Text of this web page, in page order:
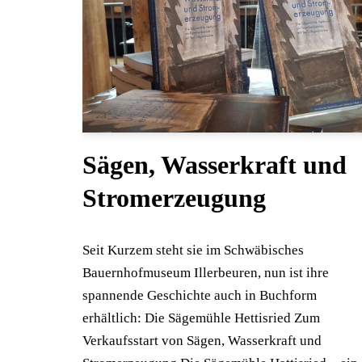
Sägen, Wasserkraft und
Stromerzeugung
Seit Kurzem steht sie im Schwäbisches
Bauernhofmuseum Illerbeuren, nun ist ihre
spannende Geschichte auch in Buchform
erhältlich: Die Sägemühle Hettisried Zum
Verkaufsstart von Sägen, Wasserkraft und